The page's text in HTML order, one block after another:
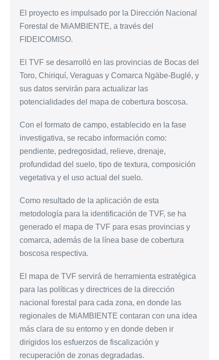
El proyecto es impulsado por la Dirección Nacional
Forestal de MiAMBIENTE, a través del
FIDEICOMISO.
El TVF se desarrolló en las provincias de Bocas del
Toro, Chiriquí, Veraguas y Comarca Ngäbe-Buglé, y
sus datos servirán para actualizar las
potencialidades del mapa de cobertura boscosa.
Con el formato de campo, establecido en la fase
investigativa, se recabo información como:
pendiente, pedregosidad, relieve, drenaje,
profundidad del suelo, tipo de textura, composición
vegetativa y el uso actual del suelo.
Como resultado de la aplicación de esta
metodología para la identificación de TVF, se ha
generado el mapa de TVF para esas provincias y
comarca, además de la línea base de cobertura
boscosa respectiva.
El mapa de TVF servirá de herramienta estratégica
para las políticas y directrices de la dirección
nacional forestal para cada zona, en donde las
regionales de MiAMBIENTE contaran con una idea
más clara de su entorno y en donde deben ir
dirigidos los esfuerzos de fiscalización y
recuperación de zonas degradadas.